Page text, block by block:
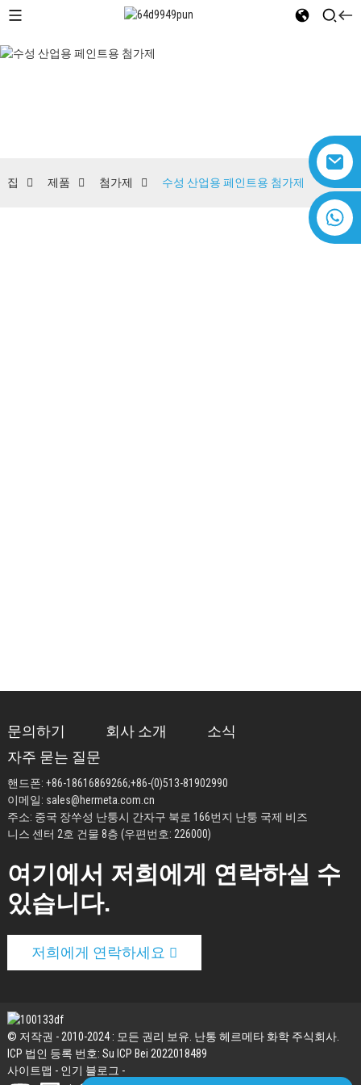
집 제품 첨가제 수성 산업용 페인트용 첨가제
문의하기 회사 소개
소식
자주 묻는 질문
핸드폰: +86-18616869266;+86-(0)513-81902990
이메일: sales@hermeta.com.cn
주소: 중국 장쑤성 난퉁시 간자구 북로 166번지 난퉁 국제 비즈
니스 센터 2호 건물 8층 (우편번호: 226000)
여기에서 저희에게 연락하실 수
있습니다.
저희에게 연락하세요
© 저작권 - 2010-2024 : 모든 권리 보유. 난통 헤르메타 화학 주식회사.
ICP 법인 등록 번호: Su ICP Bei 2022018489
사이트맵 - 인기 블로그 -